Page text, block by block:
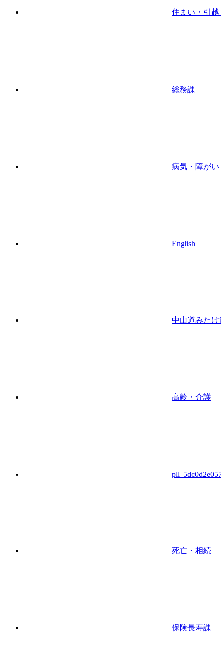
住まい・引越
総務課
病気・障がい
English
中山道みたけ
高齢・介護
死亡・相続
保険長寿課